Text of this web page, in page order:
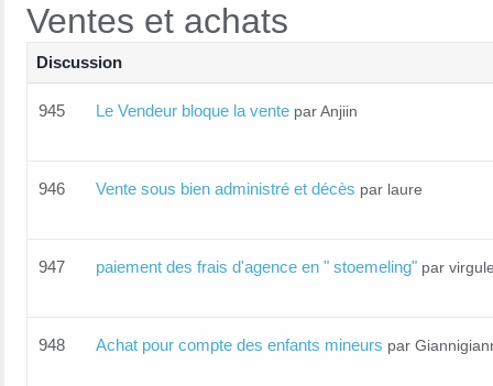
Ventes et achats
Discussion
945 Le Vendeur bloque la vente par Anjiin
946 Vente sous bien administré et décès par laure
947 paiement des frais d'agence en " stoemeling" par
948 Achat pour compte des enfants mineurs par